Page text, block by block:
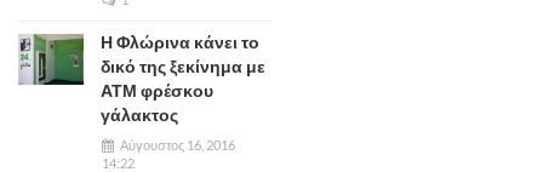
Η Φλώρινα κάνει το
δικό της ξεκίνημα με
ΑΤΜ φρέσκου
γάλακτος
Αύγουστος 16, 2016
14:22